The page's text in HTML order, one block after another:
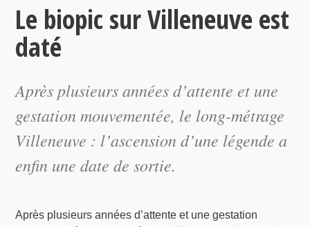
Le biopic sur Villeneuve est
daté
Après plusieurs années d’attente et une
gestation mouvementée, le long-métrage
Villeneuve : l’ascension d’une légende a
enfin une date de sortie.
Après plusieurs années d’attente et une gestation